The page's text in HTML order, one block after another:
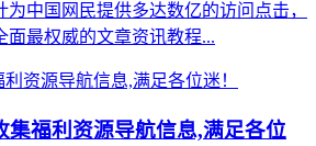
中国网民提供多达数亿的访问点击，
面最权威的文章资讯教程...
集福利资源导航信息,满足各位